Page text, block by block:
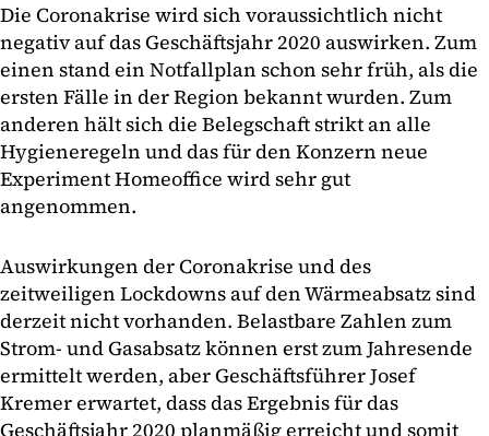
Die Coronakrise wird sich voraussichtlich nicht
negativ auf das Geschäftsjahr 2020 auswirken. Zum
einen stand ein Notfallplan schon sehr früh, als die
ersten Fälle in der Region bekannt wurden. Zum
anderen hält sich die Belegschaft strikt an alle
Hygieneregeln und das für den Konzern neue
Experiment Homeoffice wird sehr gut
angenommen.
Auswirkungen der Coronakrise und des
zeitweiligen Lockdowns auf den Wärmeabsatz sind
derzeit nicht vorhanden. Belastbare Zahlen zum
Strom- und Gasabsatz können erst zum Jahresende
ermittelt werden, aber Geschäftsführer Josef
Kremer erwartet, dass das Ergebnis für das
Geschäftsjahr 2020 planmäßig erreicht und somit